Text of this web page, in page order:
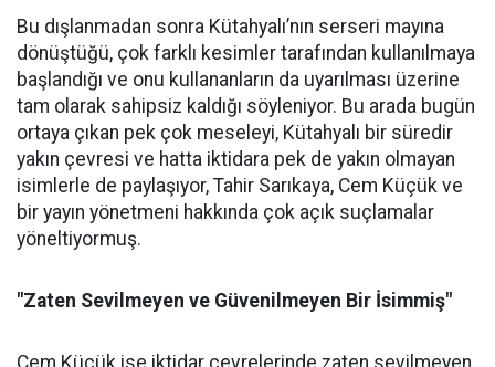
Bu dışlanmadan sonra Kütahyalı’nın serseri mayına
dönüştüğü, çok farklı kesimler tarafından kullanılmaya
başlandığı ve onu kullananların da uyarılması üzerine
tam olarak sahipsiz kaldığı söyleniyor. Bu arada bugün
ortaya çıkan pek çok meseleyi, Kütahyalı bir süredir
yakın çevresi ve hatta iktidara pek de yakın olmayan
isimlerle de paylaşıyor, Tahir Sarıkaya, Cem Küçük ve
bir yayın yönetmeni hakkında çok açık suçlamalar
yöneltiyormuş.
"Zaten Sevilmeyen ve Güvenilmeyen Bir İsimmiş"
Cem Küçük ise iktidar çevrelerinde zaten sevilmeyen